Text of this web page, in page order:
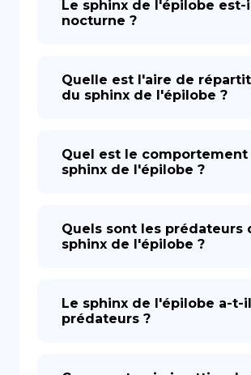
Le sphinx de l'épilobe est-
nocturne ?
Quelle est l'aire de
du sphinx de l'épilobe ?
Quel est le comportement
sphinx de l'épilobe ?
Quels sont les prédateurs
sphinx de l'épilobe ?
Le sphinx de l'épilobe a-t-
prédateurs ?